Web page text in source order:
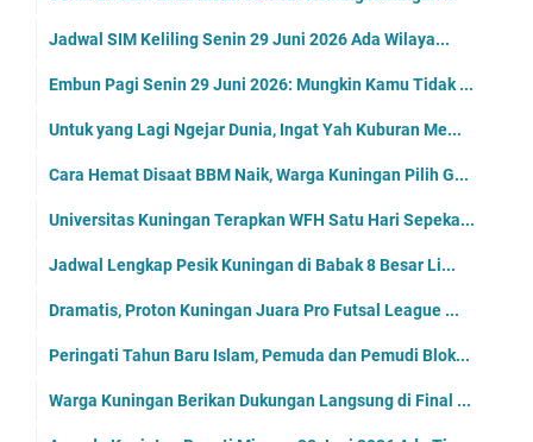
Jadwal SIM Keliling Senin 29 Juni 2026 Ada Wilaya...
Embun Pagi Senin 29 Juni 2026: Mungkin Kamu Tidak ...
Untuk yang Lagi Ngejar Dunia, Ingat Yah Kuburan Me...
Cara Hemat Disaat BBM Naik, Warga Kuningan Pilih G...
Universitas Kuningan Terapkan WFH Satu Hari Sepeka...
Jadwal Lengkap Pesik Kuningan di Babak 8 Besar Li...
Dramatis, Proton Kuningan Juara Pro Futsal League ...
Peringati Tahun Baru Islam, Pemuda dan Pemudi Blok...
Warga Kuningan Berikan Dukungan Langsung di Final ...